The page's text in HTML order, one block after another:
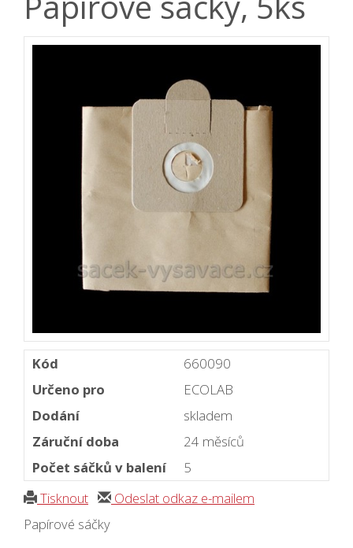
Kód
660090
Určeno pro
ECOLAB
Dodání
skladem
Záruční doba
24 měsíců
Počet sáčků v balení
5
Tisknout
Odeslat odkaz e-mailem
Papírové sáčky